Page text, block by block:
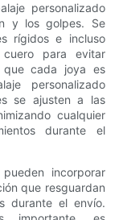
personalizado
y los golpes. Se
rígidos e incluso
para evitar
que cada joya es
personalizado
se ajusten a las
cualquier
durante el
incorporar
que resguardan
durante el envío.